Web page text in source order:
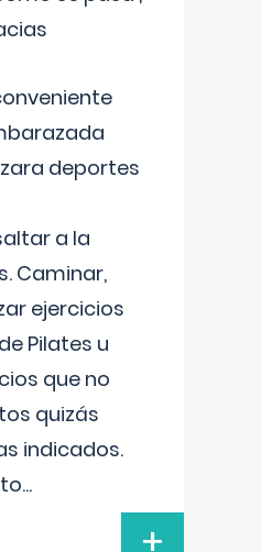
deportes
a la
Caminar,
ejercicios
Pilates u
que no
quizás
indicados.
...